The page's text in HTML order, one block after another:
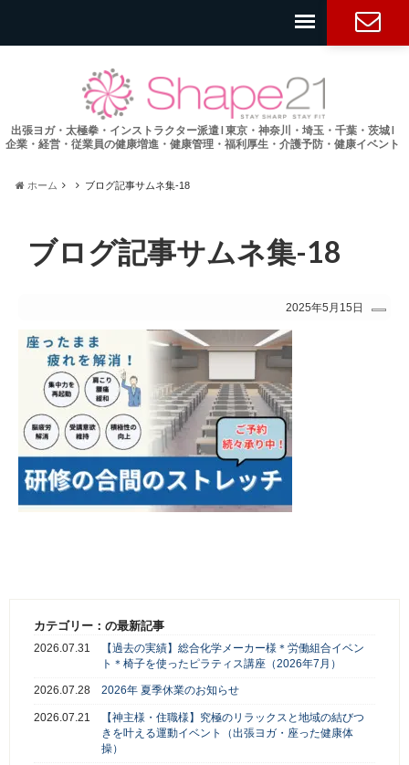
出張ヨガ・太極拳・インストラクター派遣 l 東京・神奈川・埼玉・千葉・茨城 l
企業・経営・従業員の健康増進・健康管理・福利厚生・介護予防・健康イベント
ホーム ブログ記事サムネ集-18
ブログ記事サムネ集-18
2025年5月15日
カテゴリー：の最新記事
2026.07.31
【過去の実績】総合化学メーカー様＊労働組合イベン
ト＊椅子を使ったピラティス講座（2026年7月）
2026.07.28 2026年 夏季休業のお知らせ
2026.07.21
【神主様・住職様】究極のリラックスと地域の結びつ
きを叶える運動イベント（出張ヨガ・座った健康体
操）